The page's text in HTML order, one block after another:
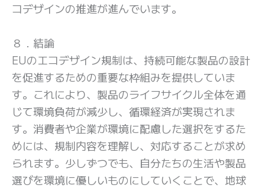
コデザインの推進が進んでいます。
８．結論
EUのエコデザイン規制は、持続可能な製品の設計
を促進するための重要な枠組みを提供していま
す。これにより、製品のライフサイクル全体を通
じて環境負荷が減少し、循環経済が実現されま
す。消費者や企業が環境に配慮した選択をするた
めには、規制内容を理解し、対応することが求め
られます。少しずつでも、自分たちの生活や製品
選びを環境に優しいものにしていくことで、地球